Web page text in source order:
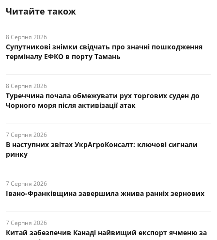
Читайте також
8 Серпня 2026
Супутникові знімки свідчать про значні пошкодження
терміналу ЕФКО в порту Тамань
8 Серпня 2026
Туреччина почала обмежувати рух торгових суден до
Чорного моря після активізації атак
7 Серпня 2026
В наступних звітах УкрАгроКонсалт: ключові cигнали
ринку
7 Серпня 2026
Івано-Франківщина завершила жнива ранніх зернових
7 Серпня 2026
Китай забезпечив Канаді найвищий експорт ячменю за